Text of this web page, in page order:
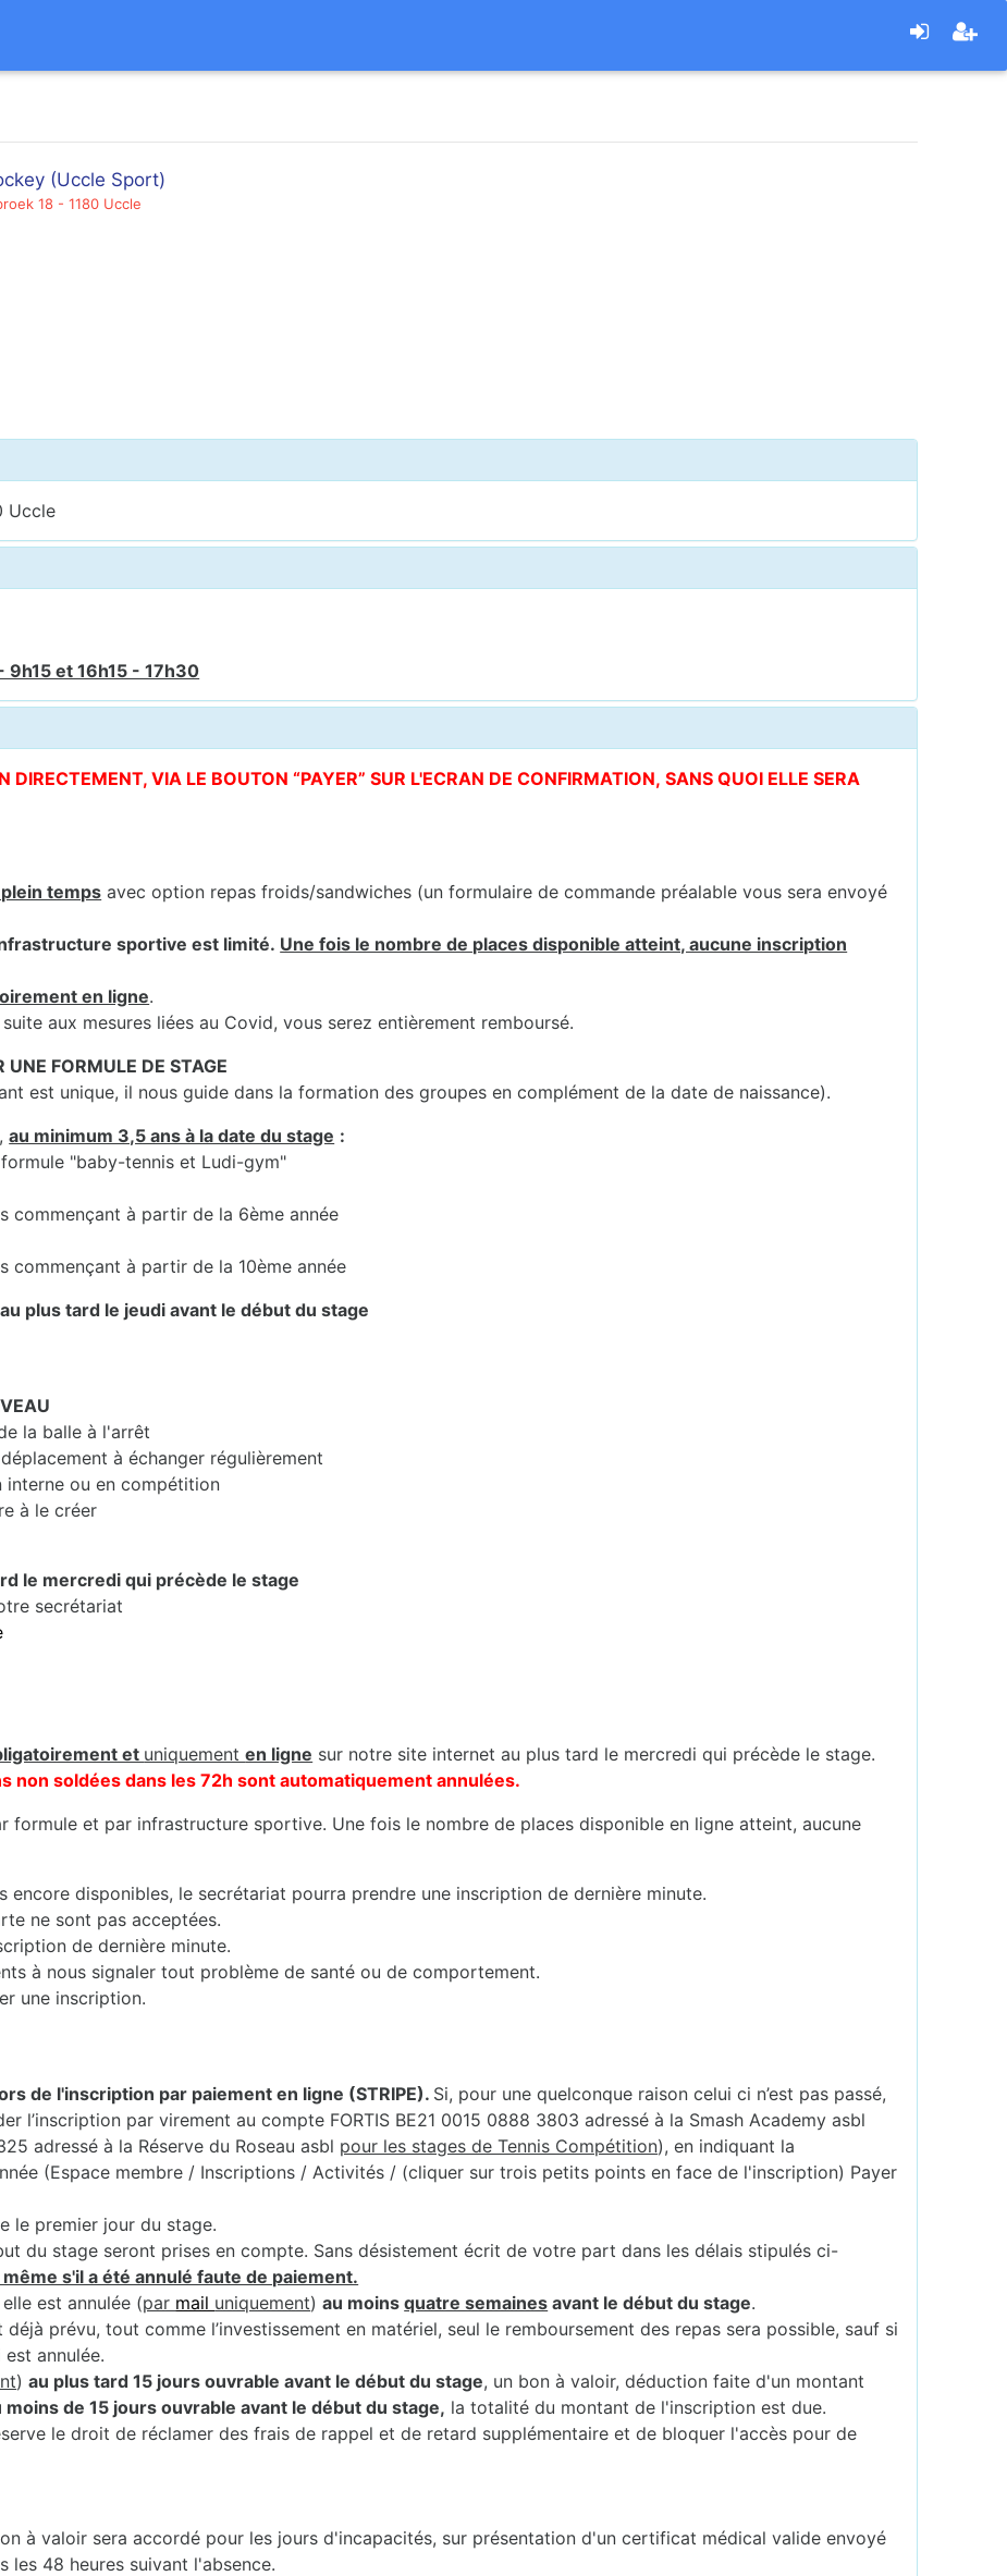
(Uccle Sport)
18 - 1180 Uccle
Uccle
et 16h15 - 17h30
DIRECTEMENT, VIA LE BOUTON “PAYER” SUR L'ECRAN DE CONFIRMATION, SANS QUOI ELLE SERA
temps avec option repas froids/sandwiches (un formulaire de commande préalable vous sera envoyé
sportive est limité. Une fois le nombre de places disponible atteint, aucune inscription
en ligne.
aux mesures liées au Covid, vous serez entièrement remboursé.
UNE FORMULE DE STAGE
est unique, il nous guide dans la formation des groupes en complément de la date de naissance).
au minimum 3,5 ans à la date du stage :
"baby-tennis et Ludi-gym"
commençant à partir de la 6ème année
à partir de la 10ème année
plus tard le jeudi avant le début du stage
la balle à l'arrêt
à échanger régulièrement
interne ou en compétition
à le créer
le mercredi qui précède le stage
secrétariat
et uniquementen ligne sur notre site internet au plus tard le mercredi qui précède le stage.
non soldées dans les 72h sont automatiquement annulées.
formule et par infrastructure sportive. Une fois le nombre de places disponible en ligne atteint, aucune
disponibles, le secrétariat pourra prendre une inscription de dernière minute.
ne sont pas acceptées.
de dernière minute.
à nous signaler tout problème de santé ou de comportement.
une inscription.
de l'inscription par paiement en ligne (STRIPE). Si, pour une quelconque raison celui ci n’est pas passé,
l’inscription par virement au compte FORTIS BE21 0015 0888 3803 adressé à la Smash Academy asbl
adressé à la Réserve du Roseau asbl pour les stages de Tennis Compétition), en indiquant la
(Espace membre / Inscriptions / Activités / (cliquer sur trois petits points en face de l'inscription) Payer
le premier jour du stage.
du stage seront prises en compte. Sans désistement écrit de votre part dans les délais stipulés ci-
s'il a été annulé faute de paiement.
est annulée (par mail uniquement)au moinsquatre semaines avant le début du stage.
prévu, tout comme l’investissement en matériel, seul le remboursement des repas sera possible, sauf si
annulée.
)au plus tard 15 jours ouvrable avant le début du stage, un bon à valoir, déduction faite d'un montant
moins de 15 jours ouvrable avant le début du stage, la totalité du montant de l'inscription est due.
le droit de réclamer des frais de rappel et de retard supplémentaire et de bloquer l'accès pour de
à valoir sera accordé pour les jours d'incapacités, sur présentation d'un certificat médical valide envoyé
les 48 heures suivant l'absence.